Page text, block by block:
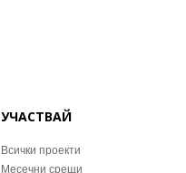
УЧАСТВАЙ
Всички проекти
Месечни срещи